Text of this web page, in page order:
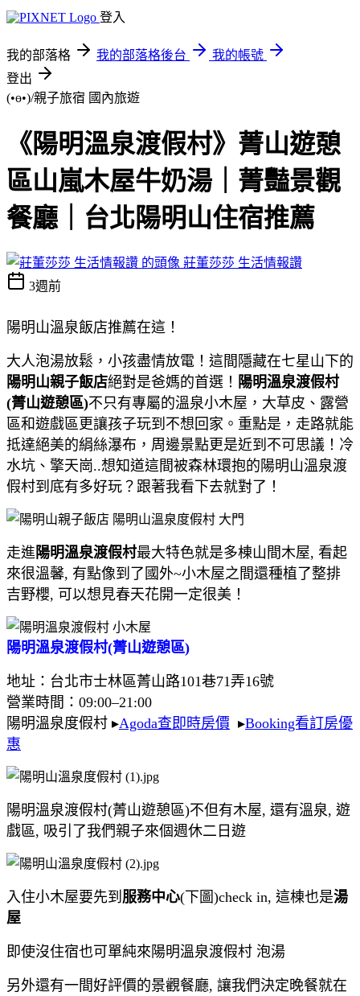
登入
我的部落格 我的部落格後台
我的帳號
登出
(•ө•)/親子旅宿 國內旅遊
《陽明溫泉渡假村》菁山遊憩
區山嵐木屋牛奶湯｜菁豔景觀
餐廳｜台北陽明山住宿推薦
莊董莎莎 生活情報讚
3週前
陽明山溫泉飯店推薦在這！
大人泡湯放鬆，小孩盡情放電！這間隱藏在七星山下的
陽明山親子飯店絕對是爸媽的首選！ 陽明溫泉渡假村
(菁山遊憩區)不只有專屬的溫泉小木屋，大草皮、露營
區和遊戲區更讓孩子玩到不想回家。重點是，走路就能
抵達絕美的絹絲瀑布，周邊景點更是近到不可思議！冷
水坑、擎天崗..想知道這間被森林環抱的陽明山溫泉渡
假村到底有多好玩？跟著我看下去就對了！
走進 陽明溫泉渡假村最大特色就是多棟山間木屋, 看起
來很溫馨, 有點像到了國外~小木屋之間還種植了整排
吉野櫻, 可以想見春天花開一定很美！
陽明溫泉渡假村(菁山遊憩區)
地址：台北市士林區菁山路101巷71弄16號
營業時間：09:00–21:00
陽明溫泉度假村 ▸Agoda查即時房價 ▸Booking看訂房優
惠
陽明溫泉渡假村(菁山遊憩區)不但有木屋, 還有溫泉, 遊
戲區, 吸引了我們親子來個週休二日遊
入住小木屋要先到 服務中心(下圖)check in, 這棟也是湯
屋
即使沒住宿也可單純來陽明溫泉渡假村 泡湯
另外還有一間好評價的景觀餐廳, 讓我們決定晚餐就在